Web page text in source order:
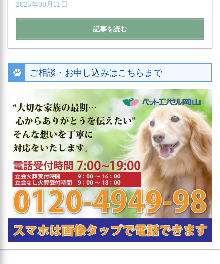
2025年08月11日
記事を読む
ご相談・お申し込みはこちらまで